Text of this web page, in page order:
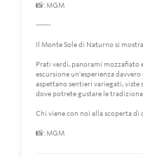
📸: MGM
-------
Il Monte Sole di Naturno si
Prati verdi, panorami
escursione un'esperienza
aspettano sentieri variegati,
dove potrete gustare le
Chi viene con noi alla scoperta di
📸: MGM